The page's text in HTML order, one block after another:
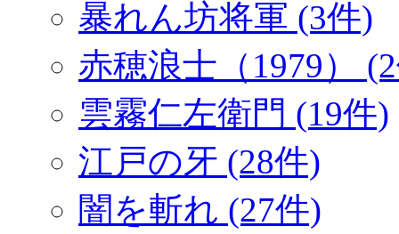
暴れん坊将軍 (3件)
赤穂浪士（1979）
雲霧仁左衛門 (19件)
江戸の牙 (28件)
闇を斬れ (27件)